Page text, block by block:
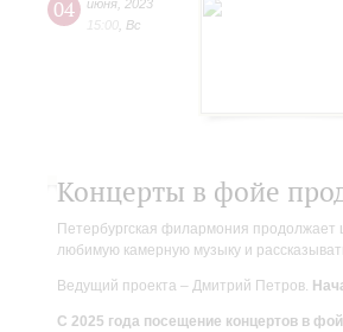
04 июня 2023
15:00 Вс
Концерты в фойе
Петербургская филармония продолжает
любимую камерную музыку и
Ведущий проекта – Дмитрий Петров.
С 2025 года посещение концертов в